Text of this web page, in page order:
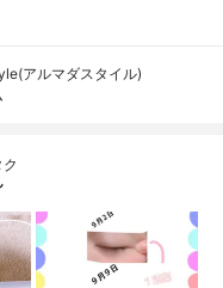
アルマダスタイル)